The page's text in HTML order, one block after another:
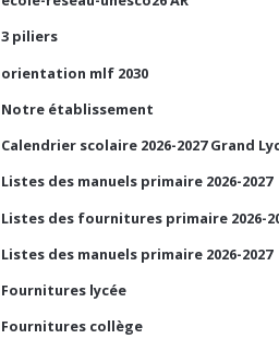
3 piliers
orientation mlf 2030
Notre établissement
Calendrier scolaire 2026-2027 Grand
Listes des manuels primaire 2026-2027
Listes des fournitures primaire 2026-
Listes des manuels primaire 2026-2027
Fournitures lycée
Fournitures collège